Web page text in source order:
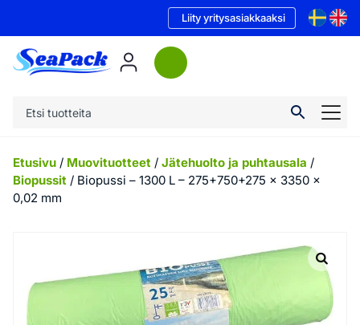
Liity yritysasiakkaaksi
Etusivu / Muovituotteet / Jätehuolto ja puhtausala /
Biopussit / Biopussi – 1300 L – 275+750+275 x 3350 x
0,02 mm